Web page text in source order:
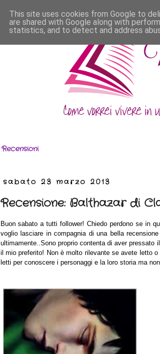
Recensioni
sabato 23 marzo 2013
Recensione: Balthazar di
Buon sabato a tutti follower! Chiedo perdono se in
voglio lasciare in compagnia di una bella
ultimamente..Sono proprio contenta di aver pressato
il mio preferito! Non è molto rilevante se avete letto
letti per conoscere i personaggi e la loro storiama
This site uses cookies from Google to
are shared with Google along with
statistics, and to detect and address